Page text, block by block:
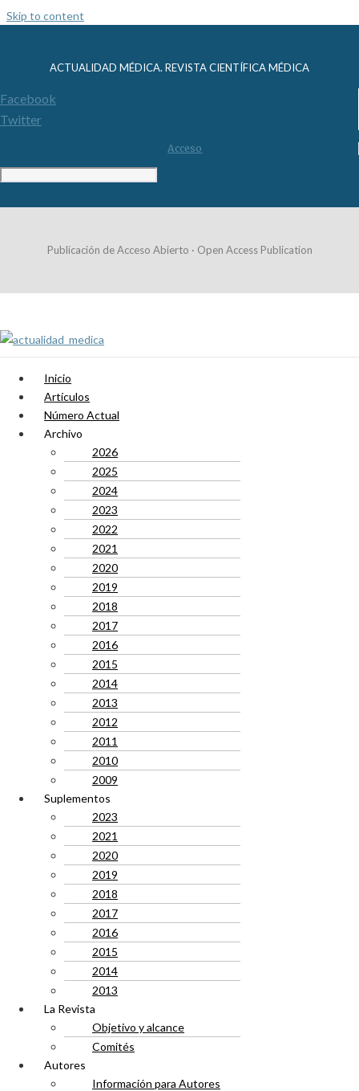
Skip to content
ACTUALIDAD MÉDICA. REVISTA CIENTÍFICA MÉDICA
Facebook
Twitter
Acceso
Publicación de Acceso Abierto · Open Access Publication
Inicio
Artículos
Número Actual
Archivo
2026
2025
2024
2023
2022
2021
2020
2019
2018
2017
2016
2015
2014
2013
2012
2011
2010
2009
Suplementos
2023
2021
2020
2019
2018
2017
2016
2015
2014
2013
La Revista
Objetivo y alcance
Comités
Autores
Información para Autores